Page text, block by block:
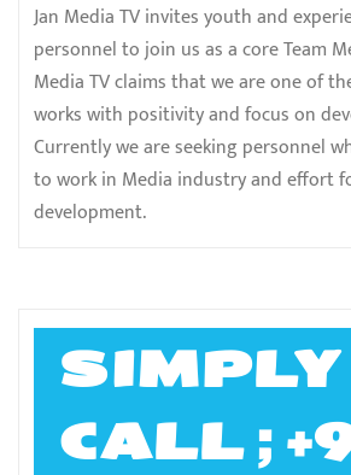
Jan Media TV invites youth and
personnel to join us as a core Team
Media TV claims that we are one of
works with positivity and focus on
Currently we are seeking personnel
to work in Media industry and effort
development.
SIMPLY
CALL ;